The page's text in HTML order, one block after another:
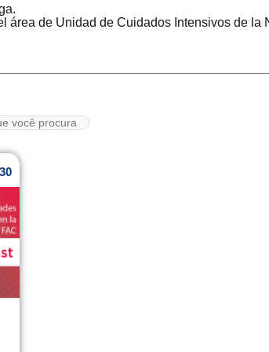
área de Unidad de Cuidados Intensivos de la